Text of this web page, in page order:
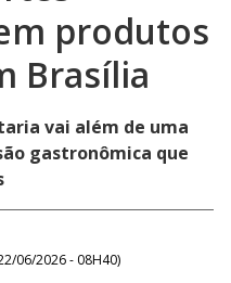
produtos
Brasília
vai além de uma
gastronômica que
06/2026 - 08H40)